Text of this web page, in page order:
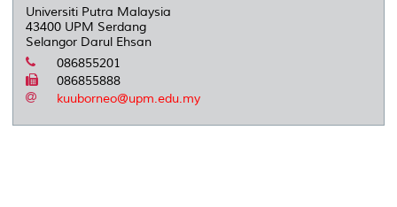
Universiti Putra Malaysia
43400 UPM Serdang
Selangor Darul Ehsan
086855201
086855888
kuuborneo@upm.edu.my